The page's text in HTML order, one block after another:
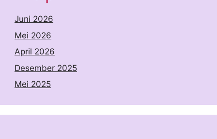
Juni 2026
Mei 2026
April 2026
Desember 2025
Mei 2025